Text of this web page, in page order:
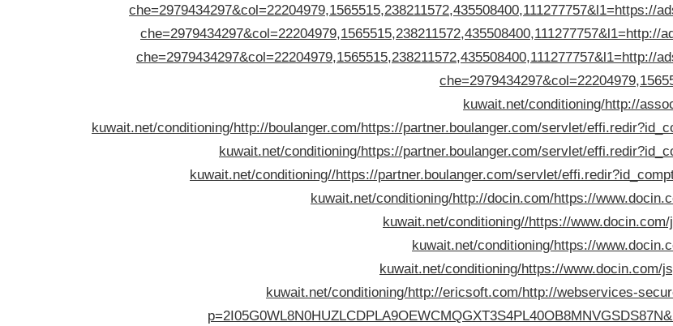
che=2979434297&col=22204979,1565515,238211572,435508400,111277757&l1=https://
che=2979434297&col=22204979,1565515,238211572,435508400,111277757&l1=http://
che=2979434297&col=22204979,1565515,238211572,435508400,111277757&l1=http://
kuwait.net/conditioning/http://
kuwait.net/conditioning/http://boulanger.com/https://partner.boulanger.com/servlet/
kuwait.net/conditioning/https://partner.boulanger.com/servlet/
kuwait.net/conditioning//https://partner.boulanger.com/servlet/
kuwait.net/conditioning/http://docin.com/https://
kuwait.net/conditioning//https://
kuwait.net/conditioning/https://
kuwait.net/conditioning/https://www.docin.com/
kuwait.net/conditioning/http://ericsoft.com/http://webservices-